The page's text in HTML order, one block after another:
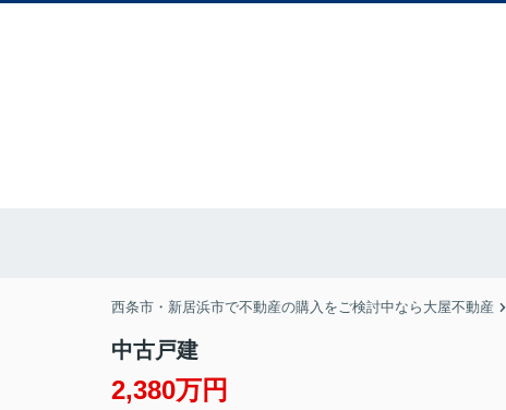
西条市・新居浜市で不動産の購入をご検討中なら大屋不動産
中古戸建
2,380万円